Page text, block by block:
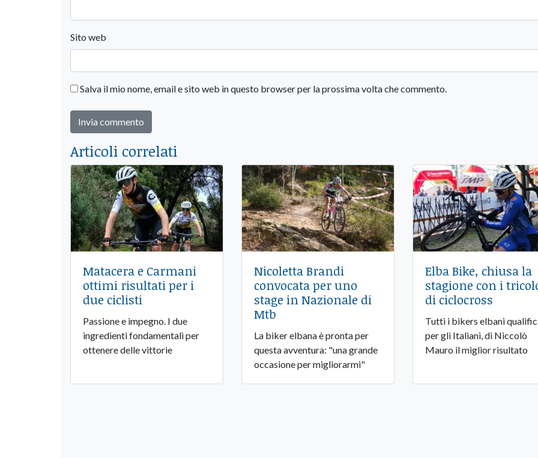
Sito web
Salva il mio nome, email e sito web in questo browser per la prossima volta che commento.
Articoli correlati
Matacera e Carmani
ottimi risultati per i
due ciclisti
Passione e impegno. I due
ingredienti fondamentali per
ottenere delle vittorie
Nicoletta Brandi
convocata per uno
stage in Nazionale di
Mtb
La biker elbana è pronta per
questa avventura: "una grande
occasione per migliorarmi"
Elba Bike, chiusa la
stagione con i
di ciclocross
Tutti i bikers elbani
per gli Italiani, di Niccolò
Mauro il miglior risultato